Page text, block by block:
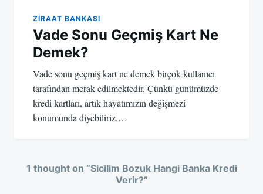
ZIRAAT BANKASI
Vade Sonu Geçmiş Kart Ne
Demek?
Vade sonu geçmiş kart ne demek birçok kullanıcı
tarafından merak edilmektedir. Çünkü günümüzde
kredi kartları, artık hayatımızın değişmezi
konumunda diyebiliriz.…
1 thought on “Sicilim Bozuk Hangi Banka Kredi
Verir?”